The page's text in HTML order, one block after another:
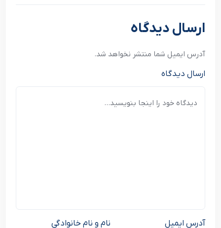
نوشته بعدی
ارسال دیدگاه
آدرس ایمیل شما منتشر نخواهد شد.
ارسال دیدگاه
نام و نام خانوادگی آدرس ایمیل